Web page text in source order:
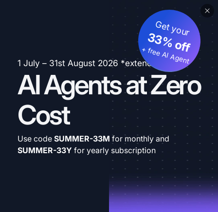
1 July – 31st August 2026 *extended
AI Agents at Zero
Cost
Get your
33% off
+ free AI Agent
Use code SUMMER-33M for monthly and
SUMMER-33Y for yearly subscription